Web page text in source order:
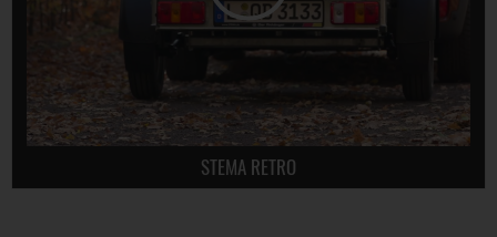
STEMA RETRO